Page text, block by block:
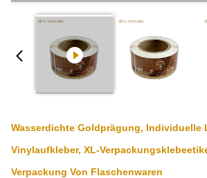
Wasserdichte Goldprägung, Individuelle
Vinylaufkleber, XL-
Verpackung Von Flaschenwaren